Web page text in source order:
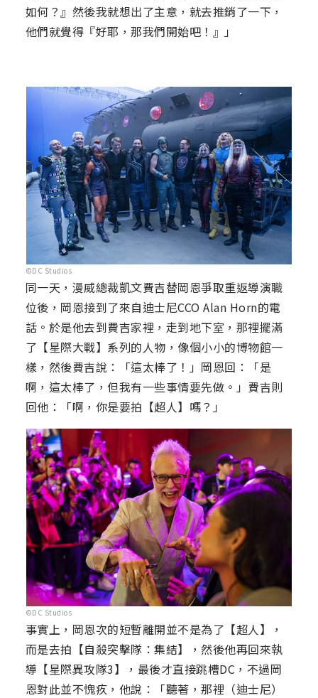
如何？』然後我就想出了主意，就去推銷了一下，
他們就覺得『好耶，那我們開始吧！』」
©DC Studios
同一天，漫威總裁凱文費吉替岡恩爭取重返導演職
位後，岡恩接到了來自迪士尼CCO Alan Horn的電
話。於是他去到費吉家裡，走到地下室，那裡擺滿
了【星際大戰】系列的人物，像個小小的博物館一
樣，然後費吉說：「這太棒了！」岡恩回：「是
啊，這太棒了，但我有一些事情要先做。」費吉則
回他：「啊，你是要拍【超人】嗎？」
©DC Studios
事實上，岡恩次的短暫離開並不是為了【超人】，
而是去拍【自殺突擊隊：集結】，然後他再回來執
導【星際異攻隊3】，最後才直接跳槽DC，不過岡
恩對此並不愧疚，他說：「聽著，那裡（迪士尼）